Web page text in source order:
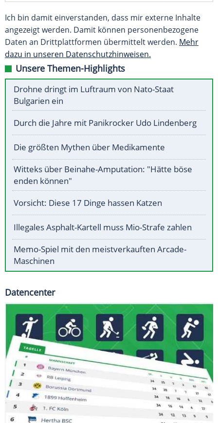
Ich bin damit einverstanden, dass mir externe Inhalte
angezeigt werden. Damit können personenbezogene
Daten an Drittplattformen übermittelt werden. Mehr
dazu in unseren Datenschutzhinweisen.
Unsere Themen-Highlights
Drohne dringt im Luftraum von Nato-Staat
Bulgarien ein
Durch die Jahre mit Panikrocker Udo Lindenberg
Die größten Mythen über Medikamente
Witteks über Beinahe-Amputation: "Hätte böse
enden können"
Vorsicht: Diese 17 Dinge hassen Katzen
Illegales Asphalt-Kartell muss Mio-Strafe zahlen
Memo-Spiel mit den meistverkauften Arcade-
Maschinen
Datencenter